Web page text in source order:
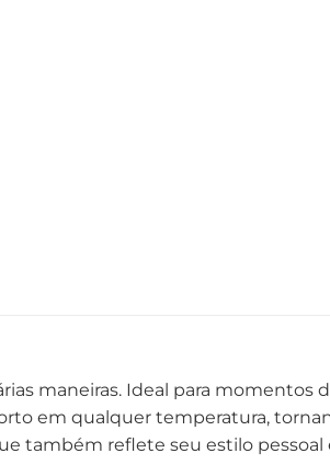
seu e-mail
maneiras. Ideal para momentos
em qualquer temperatura,
também reflete seu estilo pessoal